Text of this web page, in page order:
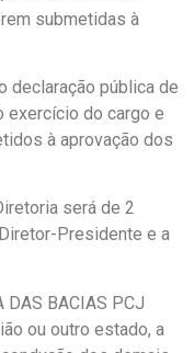
submetidas à
declaração pública de
exercício do cargo e
à aprovação dos
será de 2
Presidente e a
DAS BACIAS PCJ
ou outro estado, a